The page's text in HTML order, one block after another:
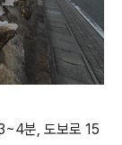
분, 도보로 15